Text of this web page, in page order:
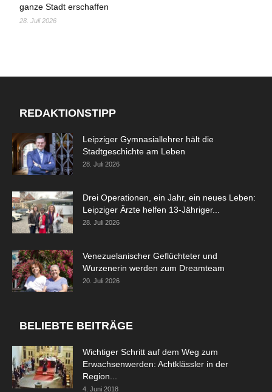
ganze Stadt erschaffen
28. Juli 2026
REDAKTIONSTIPP
Leipziger Gymnasiallehrer hält die
Stadtgeschichte am Leben
28. Juli 2026
Drei Operationen, ein Jahr, ein neues Leben:
Leipziger Ärzte helfen 13-Jähriger...
28. Juli 2026
Venezuelanischer Geflüchteter und
Wurzenerin werden zum Dreamteam
20. Juli 2026
BELIEBTE BEITRÄGE
Wichtiger Schritt auf dem Weg zum
Erwachsenwerden: Achtklässler in der
Region...
4. Juni 2018